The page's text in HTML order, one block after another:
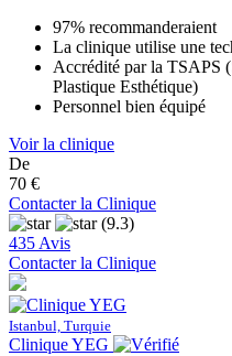
97% recommanderaient
La clinique utilise une
Accrédité par la TSAPS
Plastique Esthétique)
Personnel bien équipé
Voir la clinique
De
70 €
Contacter la Clinique
(9.3)
435 Avis
Contacter la Clinique
Istanbul, Turquie
Clinique YEG